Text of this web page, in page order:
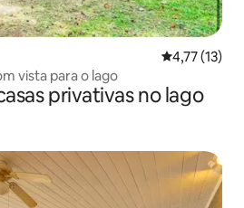
4,77 de uma
4,77 (13)
vista para o lago
privativas no lago